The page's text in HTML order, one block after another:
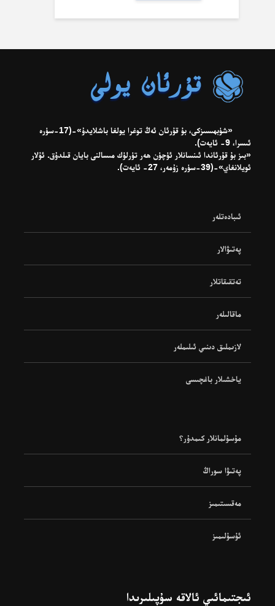
«شۈبھىسىزكى، بۇ قۇرئان ئەڭ توغرا يولغا باشلايدۇ»-(17-سۈرە
ئىسرا، 9- ئايەت).
«بىز بۇ قۇرئاندا ئىنسانلار ئۈچۈن ھەر تۈرلۈك مىسالنى بايان قىلدۇق. ئۇلار
ئويلانغاي»-(39-سۈرە زۇمەر، 27- ئايەت).
ئىبادەتلەر
پەتىۋالار
تەتقىقاتلار
ماقالىلەر
لازىملىق دىنىي ئىلىملەر
ياخشىلار باغچىسى
مۇسۇلمانلار كىمدۇر؟
پەتىۋا سوراڭ
مەقسىتىمىز
ئۇسۇلىمىز
ئىجتىمائىي ئالاقە سۇپىلىرىدا